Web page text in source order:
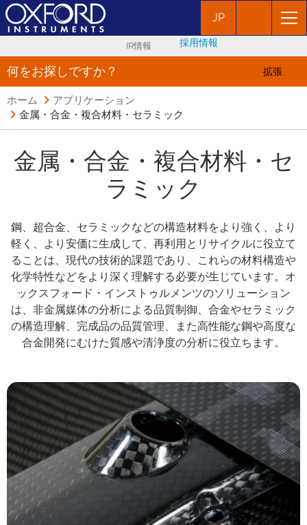
JP
IR情報 採用情報
何をお探しですか？ 拡張
ホーム
アプリケーション
金属・合金・複合材料・セラミック
金属・合金・複合材料・セ
ラミック
鋼、超合金、セラミックなどの構造材料をより強く、より
軽く、より安価に生成して、再利用とリサイクルに役立て
ることは、現代の技術的課題であり、これらの材料構造や
化学特性などをより深く理解する必要が生じています。オ
ックスフォード・インストゥルメンツのソリューション
は、非金属媒体の分析による品質制御、合金やセラミック
の構造理解、完成品の品質管理、また高性能な鋼や高度な
合金開発にむけた質感や清浄度の分析に役立ちます。